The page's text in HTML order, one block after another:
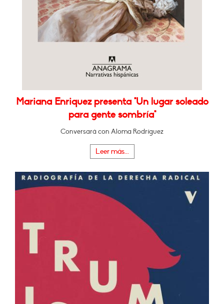
Mariana Enriquez presenta "Un lugar soleado
para gente sombría"
Conversará con Aloma Rodríguez
Leer más...